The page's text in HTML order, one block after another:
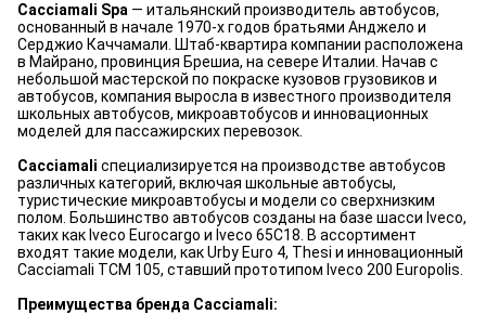
Cacciamali Spa — итальянский производитель автобусов,
основанный в начале 1970-х годов братьями Анджело и
Серджио Каччамали. Штаб-квартира компании расположена
в Майрано, провинция Брешиа, на севере Италии. Начав с
небольшой мастерской по покраске кузовов грузовиков и
автобусов, компания выросла в известного производителя
школьных автобусов, микроавтобусов и инновационных
моделей для пассажирских перевозок.
Cacciamali специализируется на производстве автобусов
различных категорий, включая школьные автобусы,
туристические микроавтобусы и модели со сверхнизким
полом. Большинство автобусов созданы на базе шасси Iveco,
таких как Iveco Eurocargo и Iveco 65C18. В ассортимент
входят такие модели, как Urby Euro 4, Thesi и инновационный
Cacciamali TCM 105, ставший прототипом Iveco 200 Europolis.
Преимущества бренда Cacciamali: